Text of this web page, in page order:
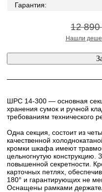
Гарантия:
12
Нашли
ШРС 14-300 — основная
хранения сумок и ручной
требованиям технического
Одна секция, состоит из
качественной
кромки шкафа имеют
цельногнутую
повышенной секретности.
карточных петлях,
180° и гарантирующих не
Оснащены рамками